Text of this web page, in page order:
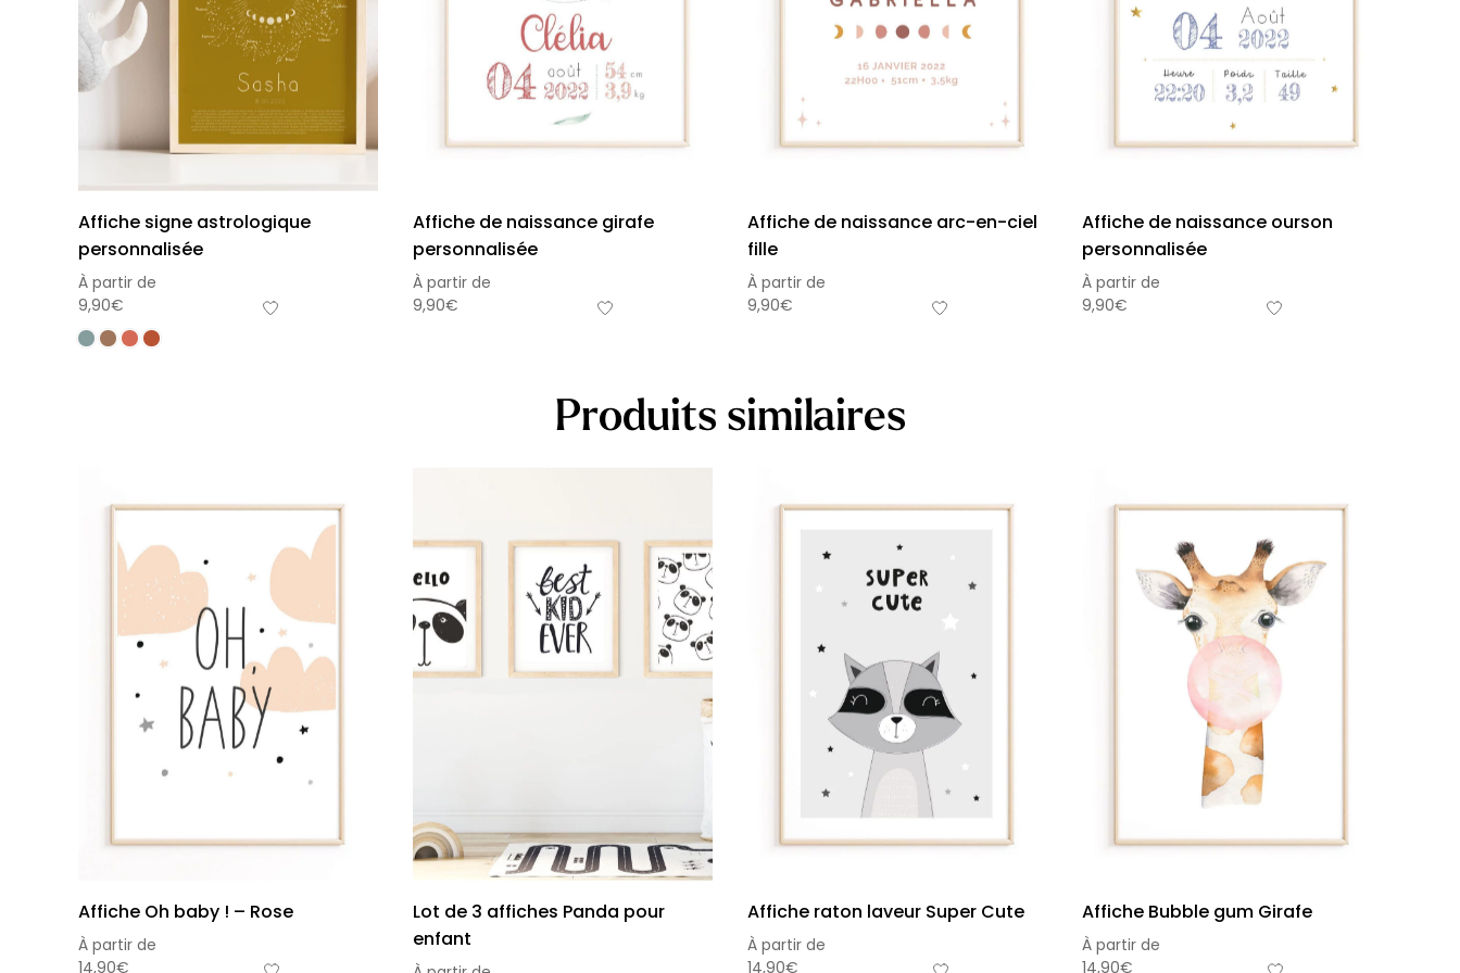
Affiche signe astrologique
personnalisée
À partir de
9,90€
Affiche de naissance girafe
personnalisée
À partir de
9,90€
Affiche de naissance arc-en-ciel
fille
À partir de
9,90€
Affiche de naissance ourson
personnalisée
À partir de
9,90€
Produits similaires
Affiche Oh baby ! – Rose
À partir de
14,90€
Lot de 3 affiches Panda pour
enfant
Affiche raton laveur Super Cute
À partir de
14,90€
Affiche Bubble gum Girafe
À partir de
14,90€